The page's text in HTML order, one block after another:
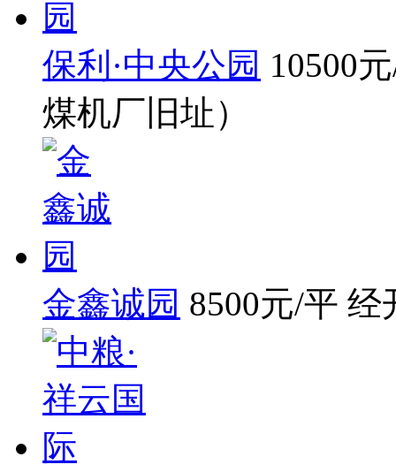
保利·中央公园 10500
煤机厂旧址）
金鑫诚园 8500元/平 经